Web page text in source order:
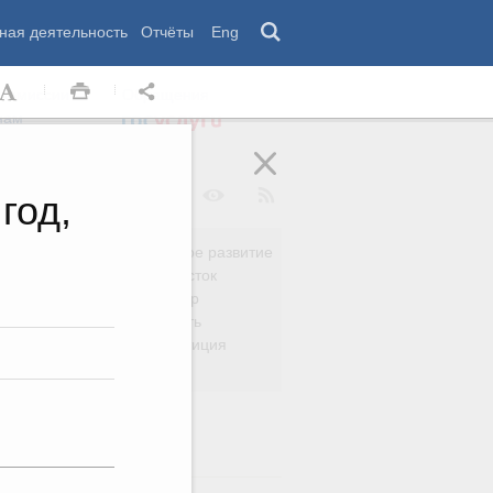
деятельность Отчёты Eng
Обращения
Региональное развитие
Дальний Восток
Россия и мир
Безопасность
Право и юстиция